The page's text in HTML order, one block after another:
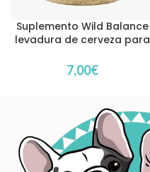
Suplemento Wild Balance
levadura de cerveza para
7,00€